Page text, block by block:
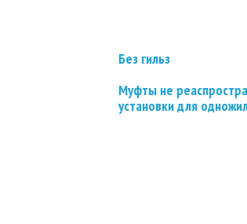
Без гильз
Муфты не
установки для